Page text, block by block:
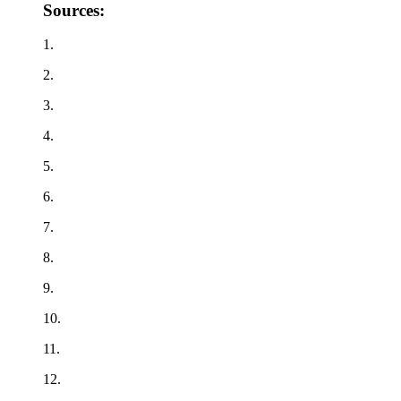
Sources:
1.
2.
3.
4.
5.
6.
7.
8.
9.
10.
11.
12.